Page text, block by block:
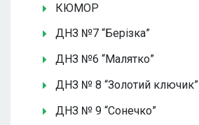
КЮМОР
ДНЗ №7 “Берізка”
ДНЗ №6 “Малятко”
ДНЗ № 8 “Золотий ключик”
ДНЗ № 9 “Сонечко”